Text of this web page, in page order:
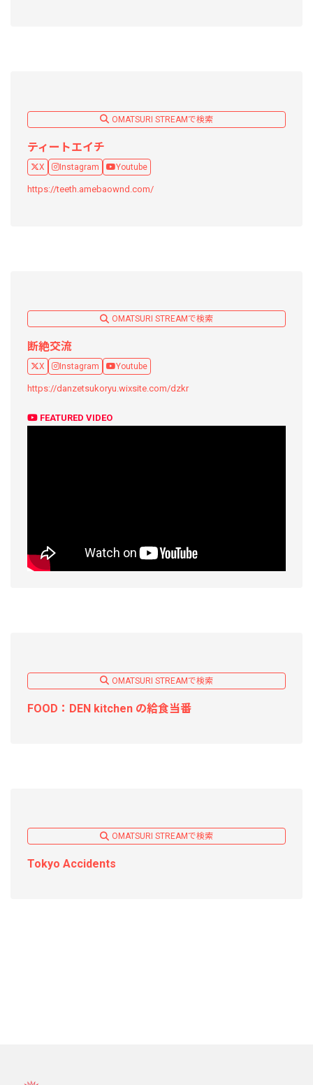
OMATSURI STREAMで検索
ティートエイチ
X Instagram Youtube
https://teeth.amebaownd.com/
OMATSURI STREAMで検索
断絶交流
X Instagram Youtube
https://danzetsukoryu.wixsite.com/dzkr
FEATURED VIDEO
OMATSURI STREAMで検索
FOOD：DEN kitchen の給食当番
OMATSURI STREAMで検索
Tokyo Accidents